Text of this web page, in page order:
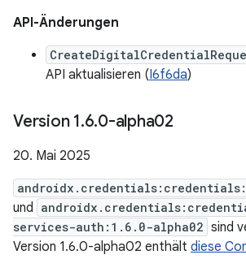
API-Änderungen
API aktualisieren (I6f6da)
Version 1.6.0-alpha02
20. Mai 2025
und
services-auth:1.6.0-alpha02 sind
Version 1.6.0-alpha02 enthält diese